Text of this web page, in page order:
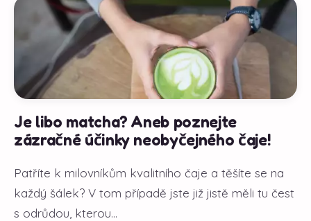
Je libo matcha? Aneb poznejte
zázračné účinky neobyčejného čaje!
Patříte k milovníkům kvalitního čaje a těšíte se na
každý šálek? V tom případě jste již jistě měli tu čest
s odrůdou, kterou...